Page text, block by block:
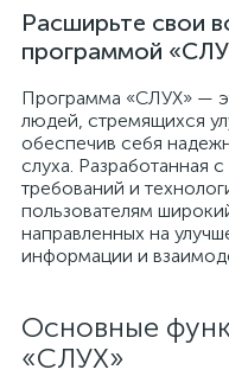
Расширьте свои
программой
Программа «СЛУХ» —
людей, стремящихся
обеспечив себя
слуха. Разработанная
требований и
пользователям
направленных на
информации и
Основные
«СЛУХ»